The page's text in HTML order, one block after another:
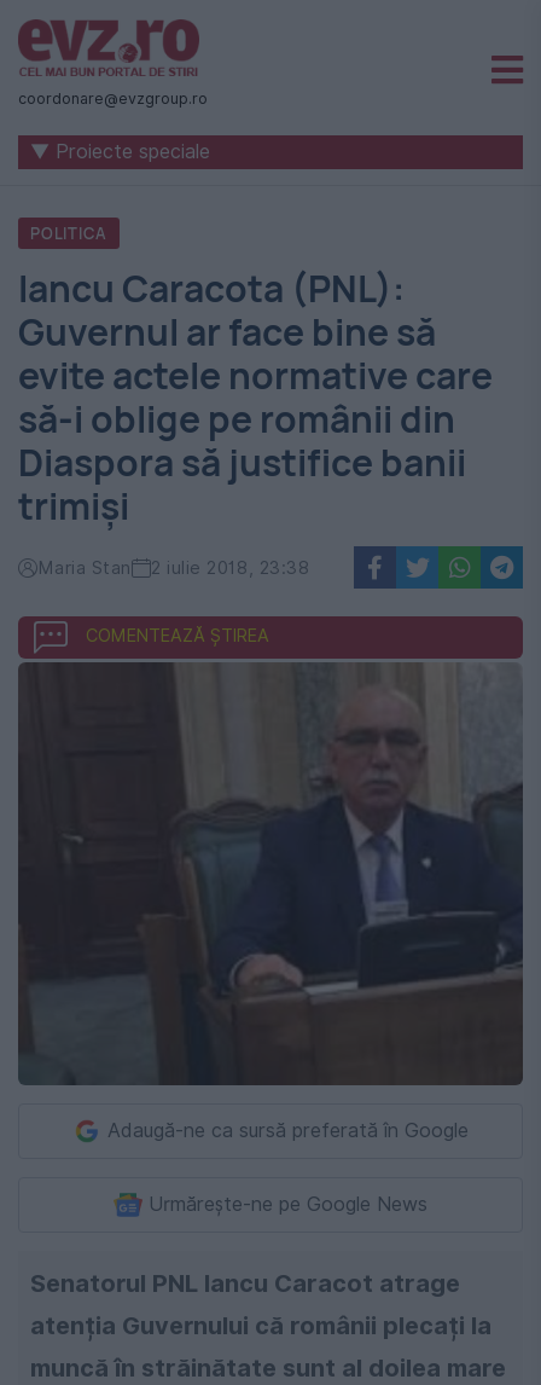
Știri
naționale
internaționale
România
Evenimentul
Zilei
coordonare@evzgroup.ro
▼ Proiecte speciale
POLITICA
Iancu Caracota (PNL):
Guvernul ar face bine să
evite actele normative care
să-i oblige pe românii din
Diaspora să justifice banii
trimiși
Maria Stan 2 iulie 2018, 23:38
COMENTEAZĂ ȘTIREA
Adaugă-ne ca sursă preferată în Google
Urmărește-ne pe Google News
Senatorul PNL Iancu Caracot atrage
atenția Guvernului că românii plecați la
muncă în străinătate sunt al doilea mare